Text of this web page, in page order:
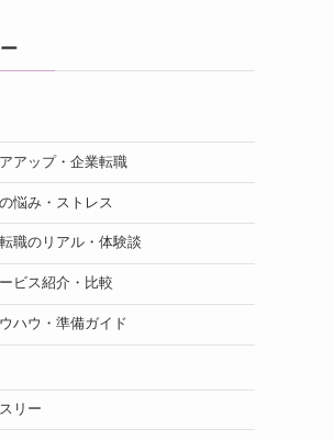
アップ・企業転職
悩み・ストレス
職のリアル・体験談
ビス紹介・比較
ハウ・準備ガイド
リー